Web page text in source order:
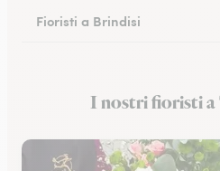
Fioristi a Brindisi
Fioristi a Taranto
I nostri fioristi